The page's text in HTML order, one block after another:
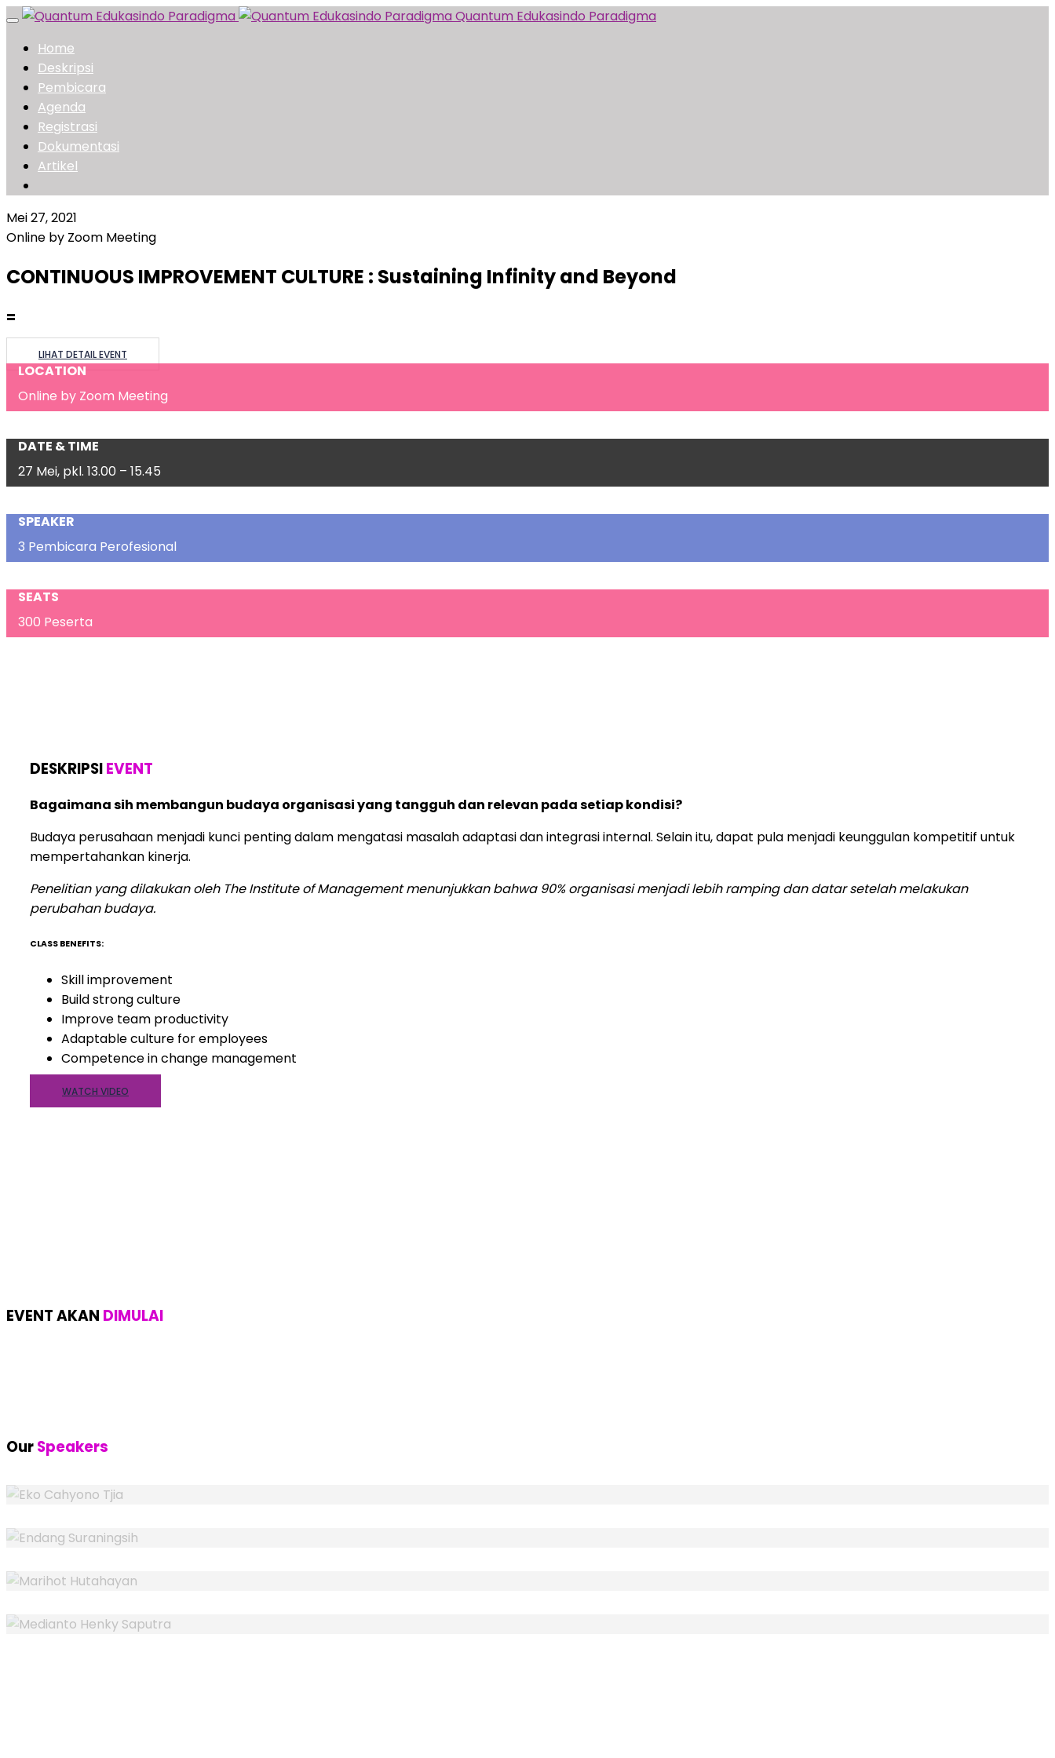
Toggle
Quantum Edukasindo Paradigma
Home
Deskripsi
Pembicara
Agenda
Registrasi
Dokumentasi
Artikel
Mei 27, 2021
Online by Zoom Meeting
CONTINUOUS IMPROVEMENT CULTURE : Sustaining Infinity and Beyond
=
LIHAT DETAIL EVENT
LOCATION
Online by Zoom Meeting
DATE & TIME
27 Mei, pkl. 13.00 – 15.45
SPEAKER
3 Pembicara Perofesional
SEATS
300 Peserta
DESKRIPSIEVENT
Bagaimana sih membangun budaya organisasi yang tangguh dan relevan pada setiap kondisi?
Budaya perusahaan menjadi kunci penting dalam mengatasi masalah adaptasi dan integrasi internal. Selain itu, dapat pula menjadi keunggulan kompetitif untuk
mempertahankan kinerja.
Penelitian yang dilakukan oleh The Institute of Management menunjukkan bahwa 90% organisasi menjadi lebih ramping dan datar setelah melakukan
perubahan budaya.
CLASS BENEFITS:
Skill improvement
Build strong culture
Improve team productivity
Adaptable culture for employees
Competence in change management
WATCH VIDEO
EVENT AKAN DIMULAI
OurSpeakers
EKO CAHYONO TJIA
ENDANG SURANINGSIH
MARIHOT HUTAHAYAN
MEDIANTO HENKY SAPUTRA